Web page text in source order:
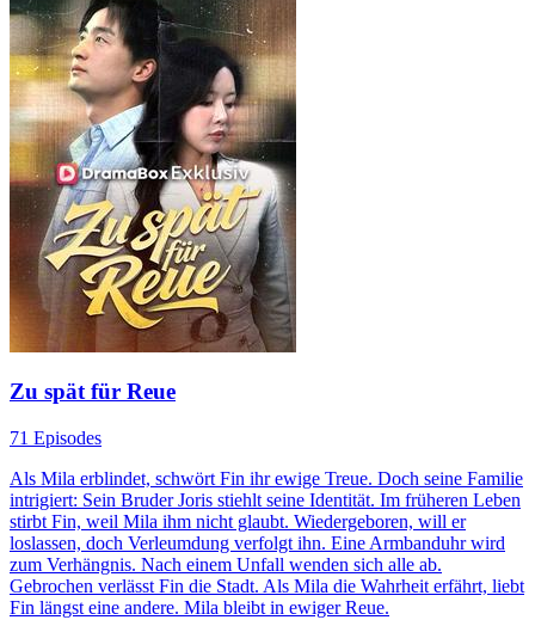
Zu spät für Reue
71 Episodes
Als Mila erblindet, schwört Fin ihr ewige Treue. Doch seine Familie
intrigiert: Sein Bruder Joris stiehlt seine Identität. Im früheren Leben
stirbt Fin, weil Mila ihm nicht glaubt. Wiedergeboren, will er
loslassen, doch Verleumdung verfolgt ihn. Eine Armbanduhr wird
zum Verhängnis. Nach einem Unfall wenden sich alle ab.
Gebrochen verlässt Fin die Stadt. Als Mila die Wahrheit erfährt, liebt
Fin längst eine andere. Mila bleibt in ewiger Reue.